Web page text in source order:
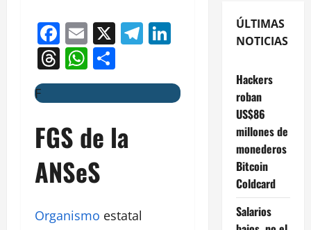
Facebook
Email
X Telegram
LinkedIn
Threads
WhatsApp
F
FGS de la
ANSeS
Organismo estatal
ÚLTIMAS
NOTICIAS
Hackers
roban
US$86
millones de
monederos
Bitcoin
Coldcard
Salarios